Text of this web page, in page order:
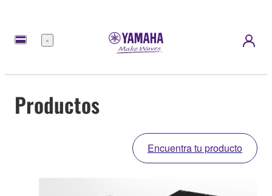
Menú
Productos
Encuentra tu producto